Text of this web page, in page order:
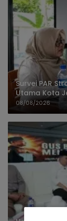
Survei PAR
Utama Kota
08/08/2026